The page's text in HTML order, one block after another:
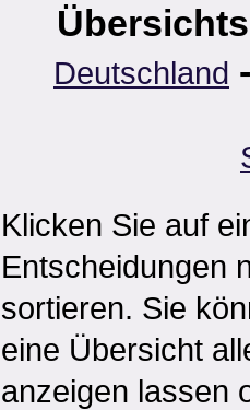
Deutschland
Klicken Sie auf
Entscheidungen
sortieren. Sie
eine Übersicht
anzeigen lassen